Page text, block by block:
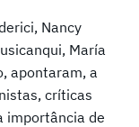
Nancy
María
apontaram, a
críticas
importância de